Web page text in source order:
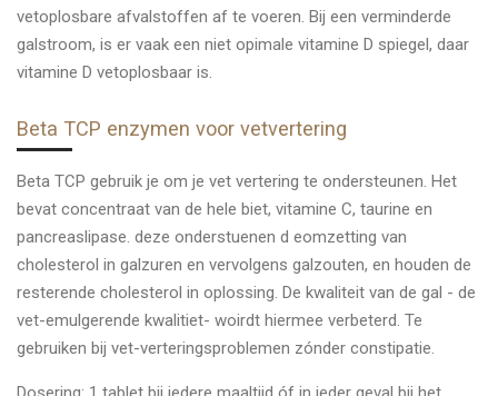
vetoplosbare afvalstoffen af te voeren. Bij een verminderde
galstroom, is er vaak een niet opimale vitamine D spiegel, daar
vitamine D vetoplosbaar is.
Beta TCP enzymen voor vetvertering
Beta TCP gebruik je om je vet vertering te ondersteunen. Het
bevat concentraat van de hele biet, vitamine C, taurine en
pancreaslipase. deze onderstuenen d eomzetting van
cholesterol in galzuren en vervolgens galzouten, en houden de
resterende cholesterol in oplossing. De kwaliteit van de gal - de
vet-emulgerende kwalitiet- woirdt hiermee verbeterd. Te
gebruiken bij vet-verteringsproblemen zónder constipatie.